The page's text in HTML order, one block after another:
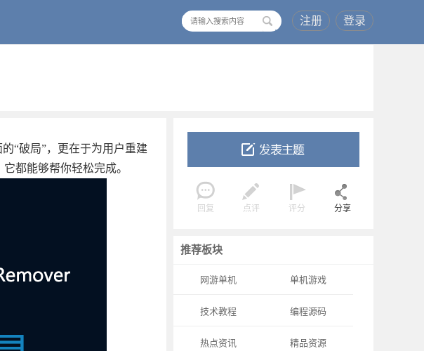
注册 登录
回复 点评 评分 分享
推荐板块
网游单机 单机游戏
技术教程 编程源码
热点资讯 精品资源
的“破局”，更在于为用户重建
都能够帮你轻松完成。